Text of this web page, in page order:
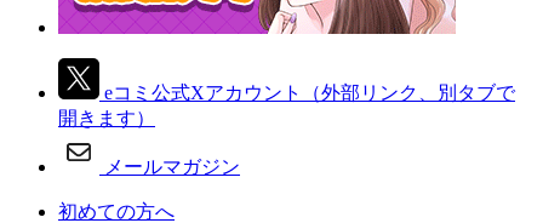
eコミ公式Xアカウント
（外部リンク、別タブで
開きます）
メールマガジン
初めての方へ